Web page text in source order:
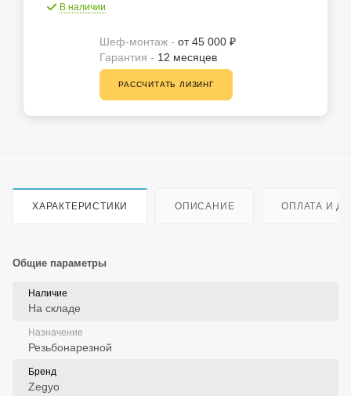
В наличии
Шеф-монтаж - от 45 000 ₽
Гарантия - 12 месяцев
РАССЧИТАТЬ ЛИЗИНГ
ХАРАКТЕРИСТИКИ ОПИСАНИЕ ОПЛАТА И
Общие параметры
Наличие
На складе
Назначение
Резьбонарезной
Бренд
Zegyo